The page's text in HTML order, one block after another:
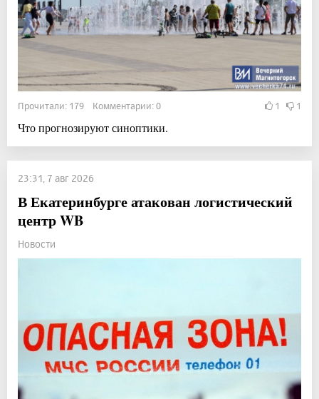
Прочитали: 179 Комментарии: 0 1 1
Что прогнозируют синоптики.
23:31, 7 авг 2026
В Екатеринбурге атакован логистический
центр WB
Новости